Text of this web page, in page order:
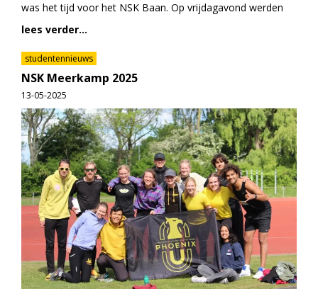
was het tijd voor het NSK Baan. Op vrijdagavond werden
lees verder...
studentennieuws
NSK Meerkamp 2025
13-05-2025